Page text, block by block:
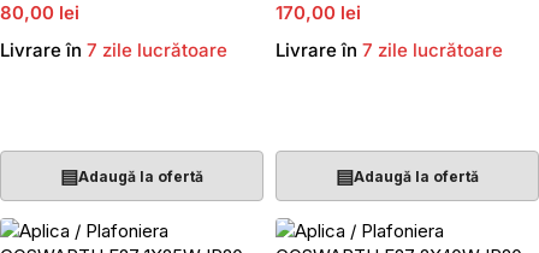
80,00 lei
Livrare în 7 zile lucrătoare
▤Adaugă la ofertă
170,00 lei
Livrare în 7 zile lucrătoare
▤Adaugă la ofertă